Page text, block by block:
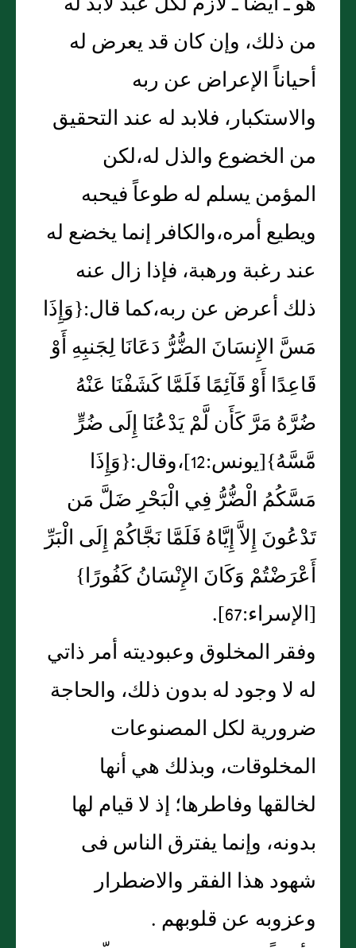
من ذلك، وإن كان قد يعرض له
أحياناً الإعراض عن ربه
والاستكبار، فلابد له عند التحقيق
من الخضوع والذل له،لكن
المؤمن يسلم له طوعاً فيحبه
ويطيع أمره،والكافر إنما يخضع له
عند رغبة ورهبة، فإذا زال عنه
ذلك أعرض عن ربه،كما قال‏:‏‏{‏وَإِذَا
مَسَّ الإِنسَانَ الضُّرُّ دَعَانَا لِجَنبِهِ أَوْ
قَاعِدًا أَوْ قَآئِمًا فَلَمَّا كَشَفْنَا عَنْهُ
ضُرَّهُ مَرَّ كَأَن لَّمْ يَدْعُنَا إِلَى ضُرٍّ
مَّسَّهُ‏}‏‏[‏يونس‏:‏12‏]‏،وقال‏:‏‏{‏وَإِذَا
مَسَّكُمُ الْضُّرُّ فِي الْبَحْرِ ضَلَّ مَن
تَدْعُونَ إِلاَّ إِيَّاهُ فَلَمَّا نَجَّاكُمْ إِلَى الْبَرِّ
أَعْرَضْتُمْ وَكَانَ الإِنْسَانُ كَفُورًا‏}‏‏
[‏الإسراء‏:‏67‏]‏‏.‏
وفقر المخلوق وعبوديته أمر ذاتي
له لا وجود له بدون ذلك، والحاجة
ضرورية لكل المصنوعات
المخلوقات، وبذلك هي أنها
لخالقها وفاطرها؛ إذ لا قيام لها
بدونه، وإنما يفترق الناس فى
شهود هذا الفقر والاضطرار
وعزوبه عن قلوبهم ‏.‏